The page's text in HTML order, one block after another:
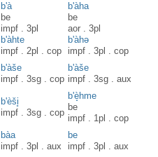
b'à
be
impf .3pl
b'àha
be
aor .3pl
b'àhte
impf .2pl .cop
b'àhə
impf .3pl .cop
b'àše
impf .3sg .cop
b'àše
impf .3sg .aux
b'èši̥
impf .3sg .cop
b'è̝hme
be
impf . 1pl .cop
bàa
impf .3pl .aux
be
impf .3pl .aux